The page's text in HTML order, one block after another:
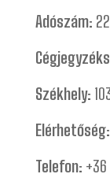
Adószám:
Székhely:
Elérhetőség:
Telefon: